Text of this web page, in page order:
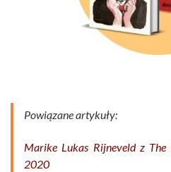
Powiązane artykuły:
Marike Lukas Rijneveld z
2020